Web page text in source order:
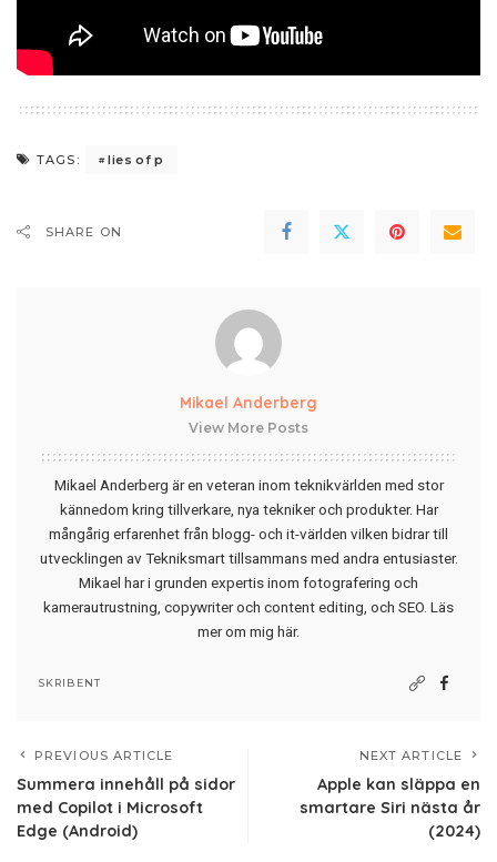
TAGS: lies of p
SHARE ON
Mikael Anderberg
View More Posts
Mikael Anderberg är en veteran inom teknikvärlden med stor
kännedom kring tillverkare, nya tekniker och produkter. Har
mångårig erfarenhet från blogg- och it-världen vilken bidrar till
utvecklingen av Tekniksmart tillsammans med andra entusiaster.
Mikael har i grunden expertis inom fotografering och
kamerautrustning, copywriter och content editing, och SEO. Läs
mer om mig här.
SKRIBENT
PREVIOUS ARTICLE
Summera innehåll på sidor
med Copilot i Microsoft
Edge (Android)
NEXT ARTICLE
Apple kan släppa en
smartare Siri nästa år
(2024)